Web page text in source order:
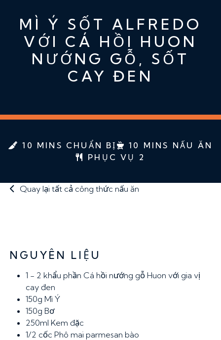
MÌ Ý SỐT ALFREDO
VỚI CÁ HỒI HUON
NƯỚNG GỖ, SỐT
CAY ĐEN
10 MINS CHUẨN BỊ
10 MINS NẤU ĂN
PHỤC VỤ 2
Quay lại tất cả công thức nấu ăn
NGUYÊN LIỆU
1 - 2 khẩu phần Cá hồi nướng gỗ Huon với gia vị
cay đen
150g Mì Ý
150g Bơ
250ml Kem đặc
1/2 cốc Phô mai parmesan bào